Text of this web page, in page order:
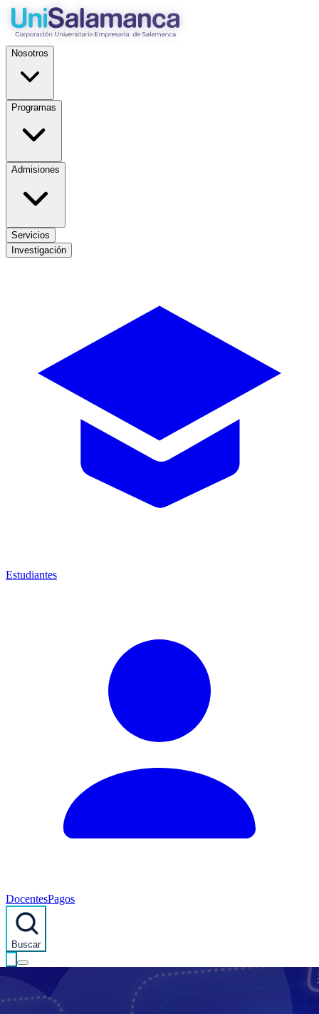
Nosotros
Programas
Admisiones
Servicios
Investigación
Estudiantes
DocentesPagos
Buscar